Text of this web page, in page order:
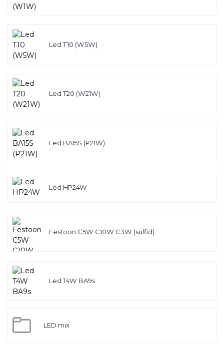
Led T10 (W5W)
Led T20 (W21W)
Led BA15S (P21W)
Led HP24W
Festoon C5W C10W C3W (sulfid)
Led T4W BA9s
LED mix